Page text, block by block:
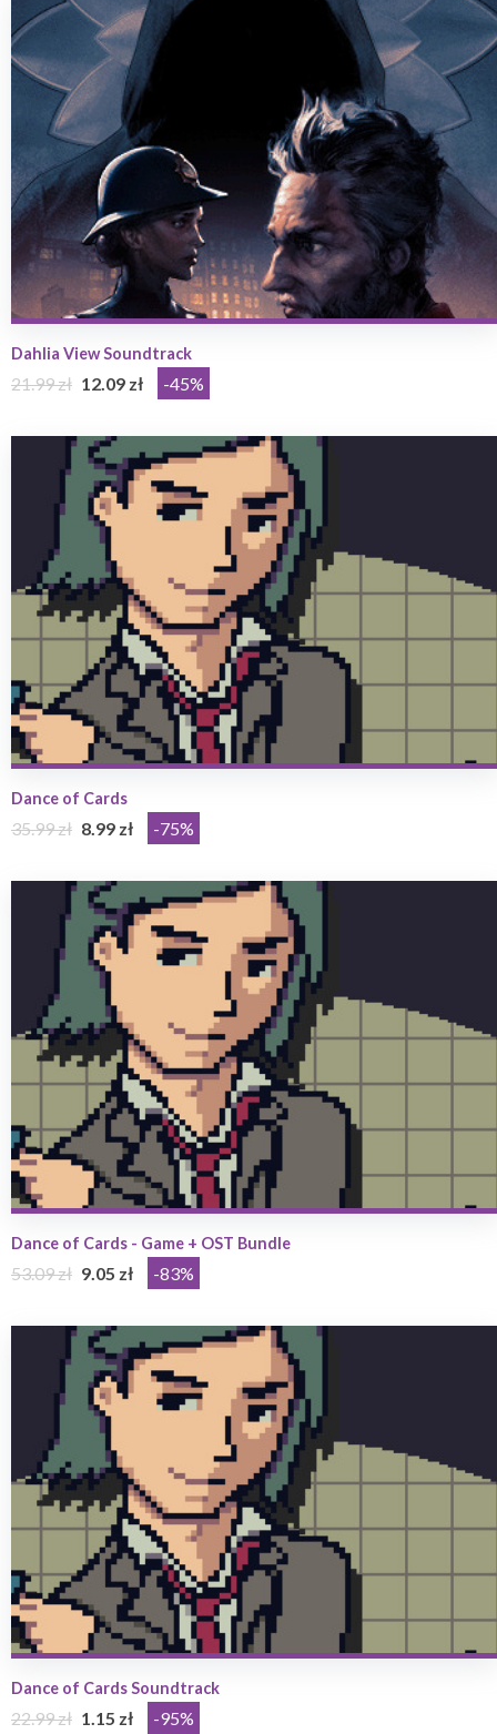
Dahlia View Soundtrack
21.99 zł 12.09 zł -45%
Dance of Cards
35.99 zł 8.99 zł -75%
Dance of Cards - Game + OST Bundle
53.09 zł 9.05 zł -83%
Dance of Cards Soundtrack
22.99 zł 1.15 zł -95%